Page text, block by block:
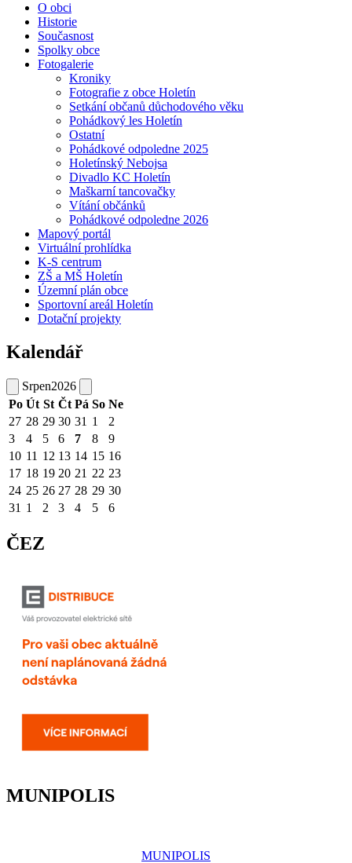
O obci
Historie
Současnost
Spolky obce
Fotogalerie
Kroniky
Fotografie z obce Holetín
Setkání občanů důchodového věku
Pohádkový les Holetín
Ostatní
Pohádkové odpoledne 2025
Holetínský Nebojsa
Divadlo KC Holetín
Maškarní tancovačky
Vítání občánků
Pohádkové odpoledne 2026
Mapový portál
Virtuální prohlídka
K-S centrum
ZŠ a MŠ Holetín
Územní plán obce
Sportovní areál Holetín
Dotační projekty
Kalendář
Srpen2026
Po Út St Čt Pá So Ne
27 28 29 30 31 1
2
3
4 5 6 7 8
9
10 11 12 13 14 15 16
17 18 19 20 21 22 23
24 25 26 27 28 29 30
31 1 2 3 4 5 6
ČEZ
MUNIPOLIS
MUNIPOLIS